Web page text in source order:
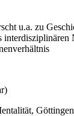
u.a. zu